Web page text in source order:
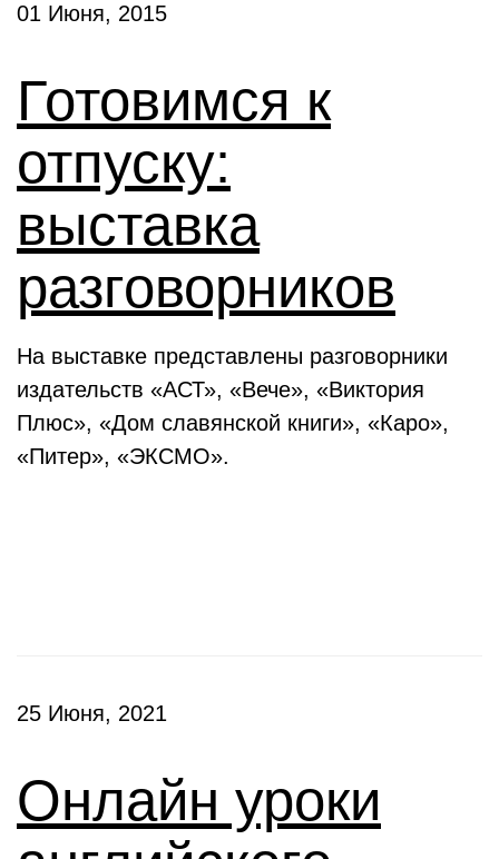
01 Июня, 2015
Готовимся к
отпуску:
выставка
разговорников
На выставке представлены разговорники
издательств «АСТ», «Вече», «Виктория
Плюс», «Дом славянской книги», «Каро»,
«Питер», «ЭКСМО».
25 Июня, 2021
Онлайн уроки